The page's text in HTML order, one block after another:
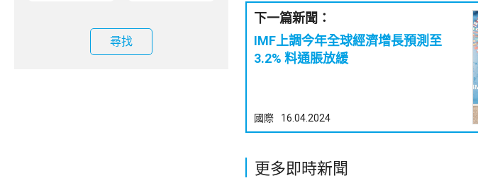
尋找
下一篇新聞：
IMF上調今年全球經濟增長預測至
3.2% 料通脹放緩
國際 16.04.2024
更多即時新聞